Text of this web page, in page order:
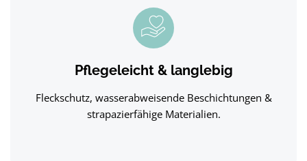
Pflegeleicht & langlebig
Fleckschutz, wasserabweisende Beschichtungen &
strapazierfähige Materialien.